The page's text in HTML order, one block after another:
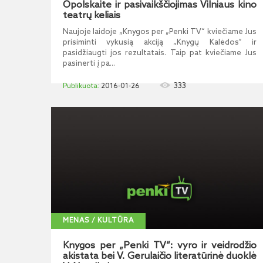
Opolskaite ir pasivaikščiojimas Vilniaus kino
teatrų keliais
Naujoje laidoje „Knygos per „Penki TV“ kviečiame Jus
prisiminti vykusią akciją „Knygų Kalėdos“ ir
pasidžiaugti jos rezultatais. Taip pat kviečiame Jus
pasinerti į pa...
2016-01-26 333
MENAS / KULTŪRA
Knygos per „Penki TV“: vyro ir veidrodžio
akistata bei V. Gerulaičio literatūrinė duoklė